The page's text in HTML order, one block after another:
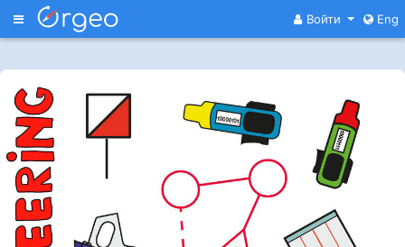
Меню Войти Eng